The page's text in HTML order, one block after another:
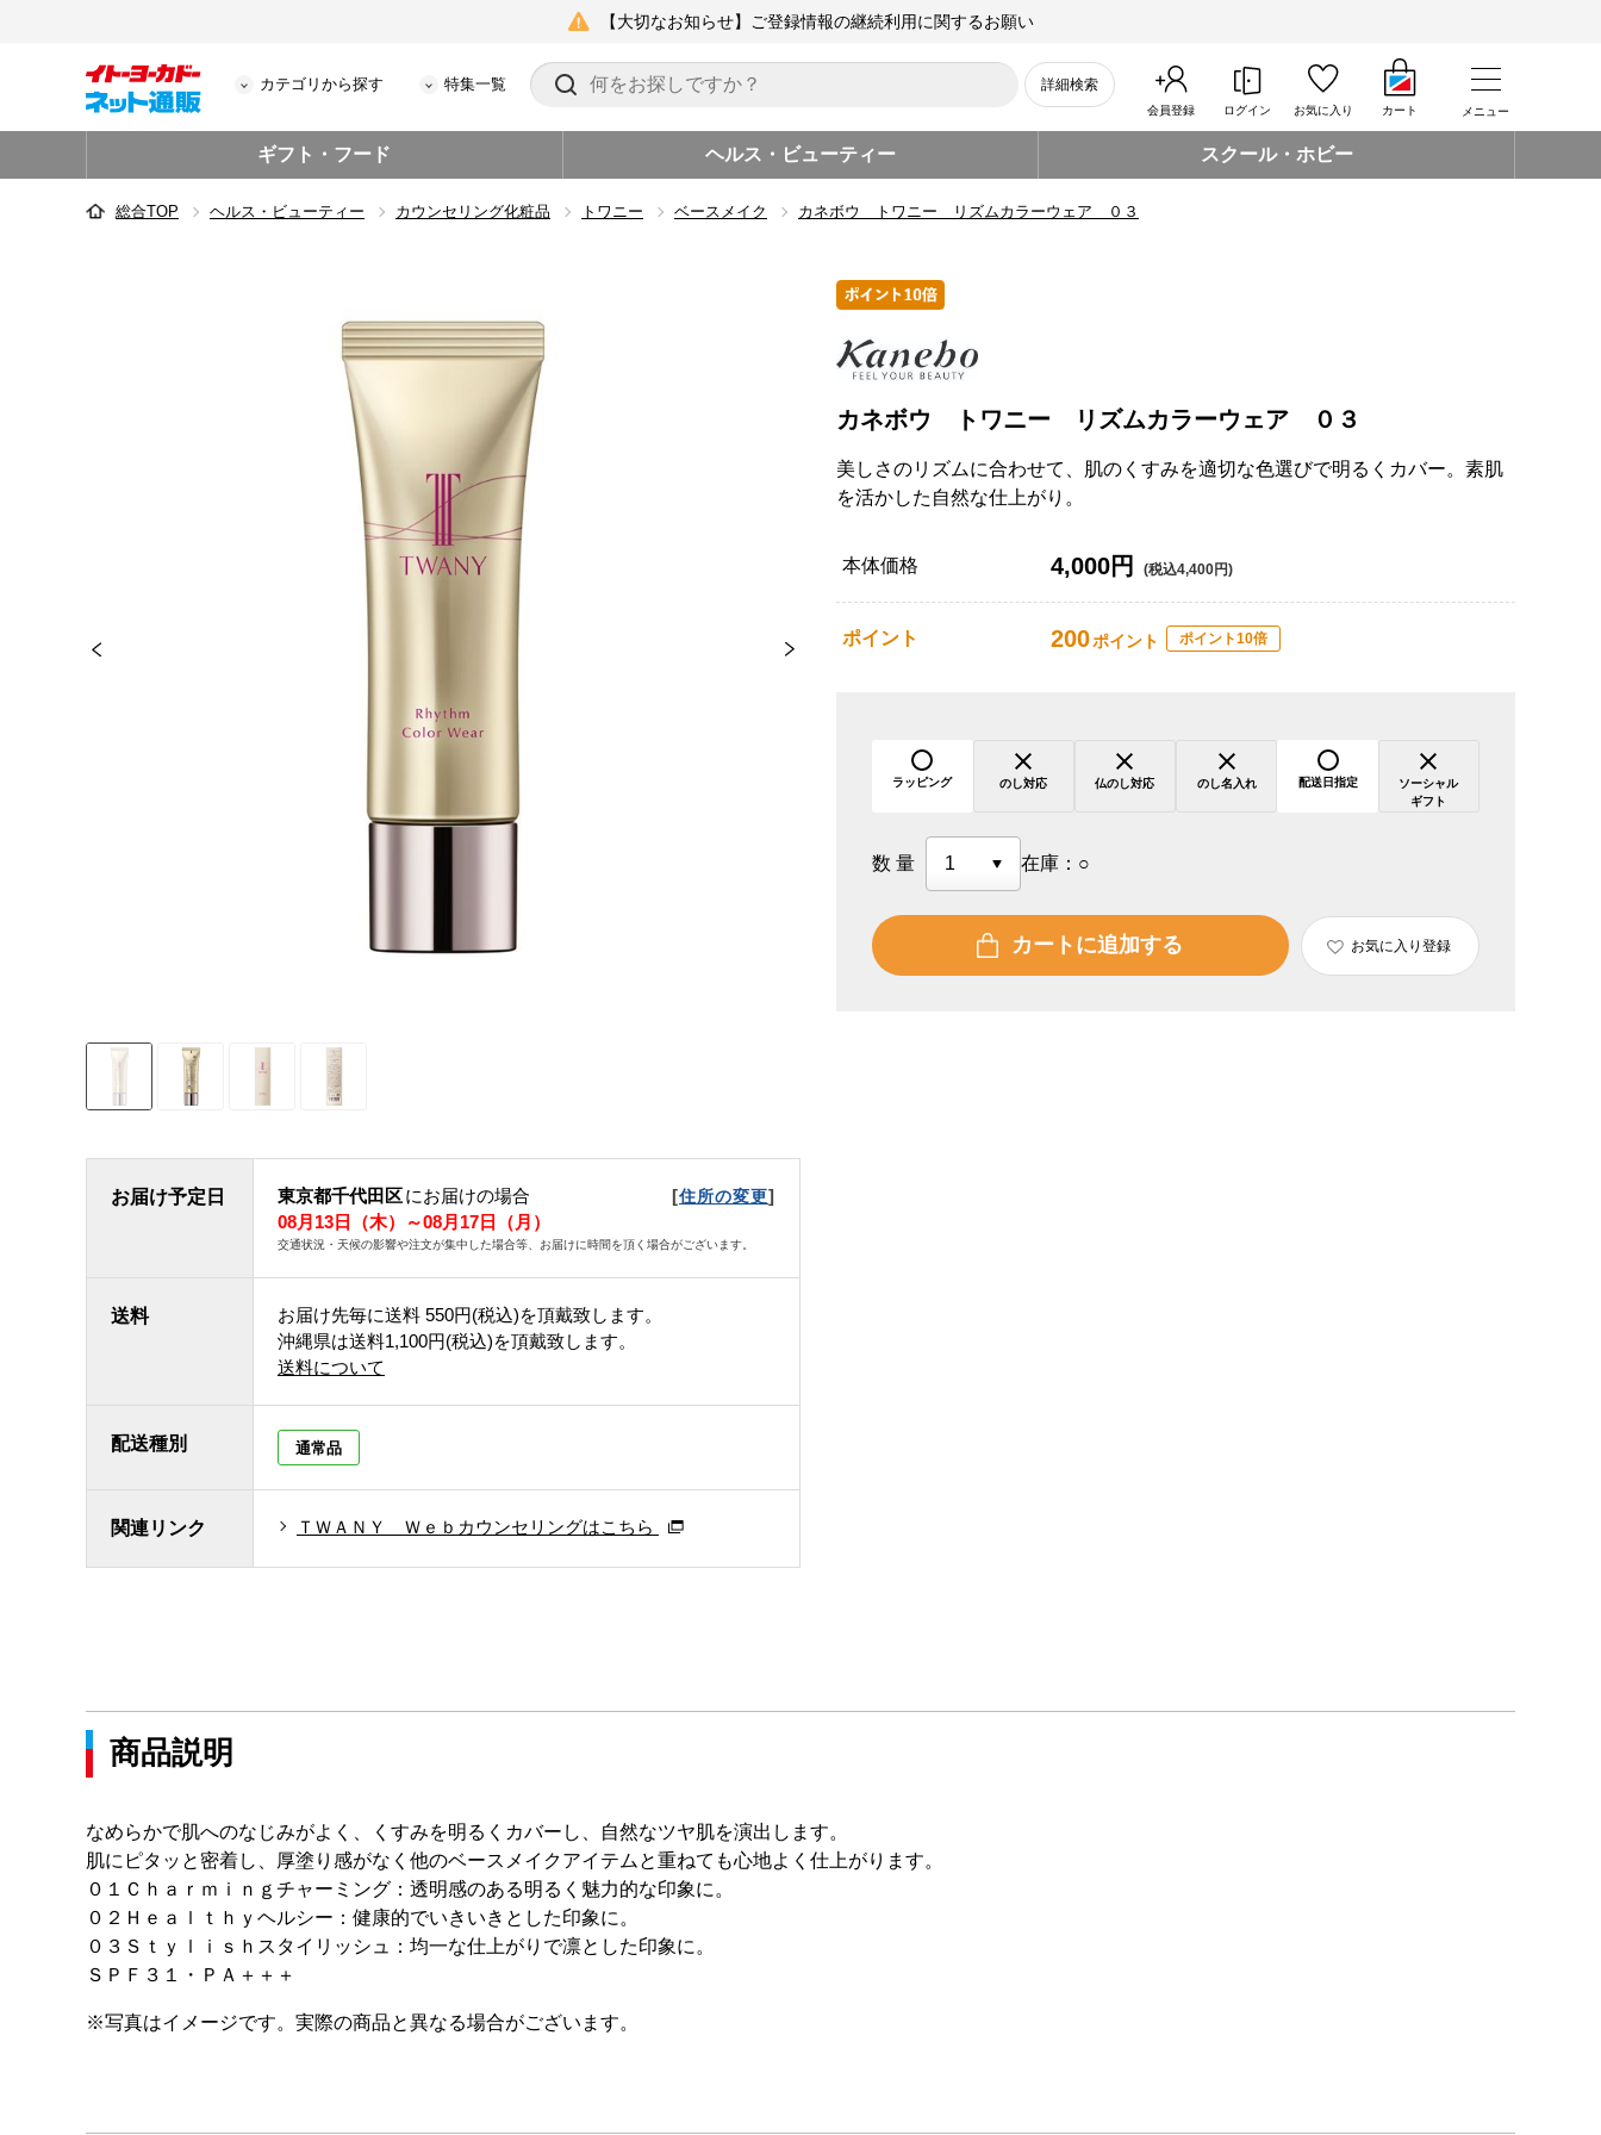
【大切なお知らせ】ご登録情報の継続利用に関するお願い
カテゴリから探す 特集一覧 詳細検索
会員登録 ログイン お気に入り カート メニュー
ギフト・フード ヘルス・ビューティー スクール・ホビー
総合TOP ヘルス・ビューティー カウンセリング化粧品 トワニー ベースメイク カネボウ トワニー リズムカラーウェア ０３
お届け予定日 東京都千代田区にお届けの場合 [住所の変更]
08月13日（木）～08月17日（月）
交通状況・天候の影響や注文が集中した場合等、お届けに時間を頂く場合がございます。
送料 お届け先毎に送料 550円(税込)を頂戴致します。
沖縄県は送料1,100円(税込)を頂戴致します。
送料について
配送種別 通常品
関連リンク ＴＷＡＮＹ Ｗｅｂカウンセリングはこちら
カネボウ トワニー リズムカラーウェア ０３
美しさのリズムに合わせて、肌のくすみを適切な色選びで明るくカバー。素肌
を活かした自然な仕上がり。
本体価格 4,000円 (税込4,400円)
ポイント 200ポイント ポイント10倍
ラッピング のし対応 仏のし対応 のし名入れ 配送日指定
ソーシャル
ギフト
数量 在庫： ○
カートに追加する お気に入り登録
商品説明
なめらかで肌へのなじみがよく、くすみを明るくカバーし、自然なツヤ肌を演出します。
肌にピタッと密着し、厚塗り感がなく他のベースメイクアイテムと重ねても心地よく仕上がります。
０１Ｃｈａｒｍｉｎｇチャーミング：透明感のある明るく魅力的な印象に。
０２Ｈｅａｌｔｈｙヘルシー：健康的でいきいきとした印象に。
０３Ｓｔｙｌｉｓｈスタイリッシュ：均一な仕上がりで凛とした印象に。
ＳＰＦ３１・ＰＡ＋＋＋
※写真はイメージです。実際の商品と異なる場合がございます。